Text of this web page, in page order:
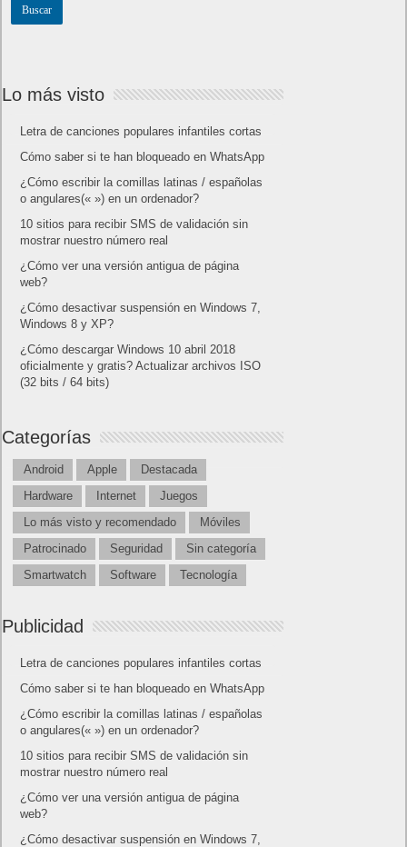
Lo más visto
Letra de canciones populares infantiles cortas
Cómo saber si te han bloqueado en WhatsApp
¿Cómo escribir la comillas latinas / españolas
o angulares(« ») en un ordenador?
10 sitios para recibir SMS de validación sin
mostrar nuestro número real
¿Cómo ver una versión antigua de página
web?
¿Cómo desactivar suspensión en Windows 7,
Windows 8 y XP?
¿Cómo descargar Windows 10 abril 2018
oficialmente y gratis? Actualizar archivos ISO
(32 bits / 64 bits)
Categorías
Android Apple
Destacada
Hardware
Internet
Juegos
Lo más visto y recomendado
Móviles
Patrocinado
Seguridad
Sin categoría
Smartwatch
Software Tecnología
Publicidad
Letra de canciones populares infantiles cortas
Cómo saber si te han bloqueado en WhatsApp
¿Cómo escribir la comillas latinas / españolas
o angulares(« ») en un ordenador?
10 sitios para recibir SMS de validación sin
mostrar nuestro número real
¿Cómo ver una versión antigua de página
web?
¿Cómo desactivar suspensión en Windows 7,